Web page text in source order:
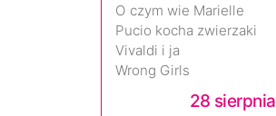
O czym wie Marielle
Pucio kocha zwierzaki
Vivaldi i ja
Wrong Girls
28 sierpnia